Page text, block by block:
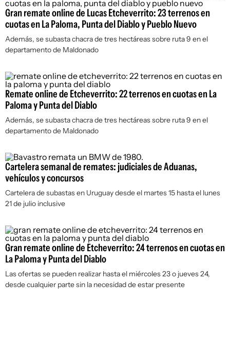
Gran remate online de Lucas Etcheverrito: 23 terrenos en
cuotas en La Paloma, Punta del Diablo y Pueblo Nuevo
Además, se subasta chacra de tres hectáreas sobre ruta 9 en el
departamento de Maldonado
Remate online de Etcheverrito: 22 terrenos en cuotas en La
Paloma y Punta del Diablo
Además, se subasta chacra de tres hectáreas sobre ruta 9 en el
departamento de Maldonado
Cartelera semanal de remates: judiciales de Aduanas,
vehículos y concursos
Cartelera de subastas en Uruguay desde el martes 15 hasta el lunes
21 de julio inclusive
Gran remate online de Etcheverrito: 24 terrenos en cuotas en
La Paloma y Punta del Diablo
Las ofertas se pueden realizar hasta el miércoles 23 o jueves 24,
desde cualquier parte sin la necesidad de estar presente